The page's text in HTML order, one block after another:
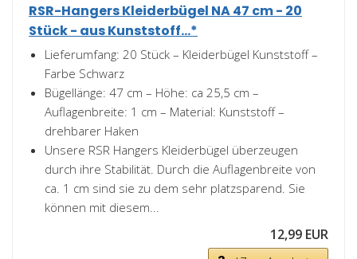
RSR-Hangers Kleiderbügel NA 47 cm - 20
Stück - aus Kunststoff...*
Lieferumfang: 20 Stück – Kleiderbügel Kunststoff –
Farbe Schwarz
Bügellänge: 47 cm – Höhe: ca 25,5 cm –
Auflagenbreite: 1 cm – Material: Kunststoff –
drehbarer Haken
Unsere RSR Hangers Kleiderbügel überzeugen
durch ihre Stabilität. Durch die Auflagenbreite von
ca. 1 cm sind sie zu dem sehr platzsparend. Sie
können mit diesem...
12,99 EUR